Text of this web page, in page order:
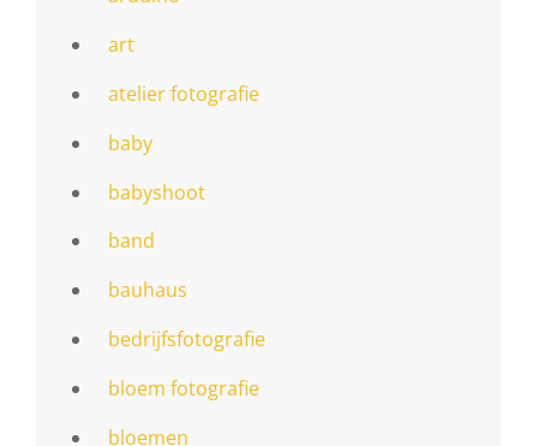
art
atelier fotografie
baby
babyshoot
band
bauhaus
bedrijfsfotografie
bloem fotografie
bloemen